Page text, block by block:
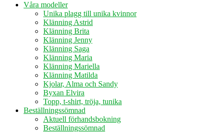
Våra modeller
Unika plagg till unika kvinnor
Klänning Astrid
Klänning Brita
Klänning Jenny
Klänning Saga
Klänning Maria
Klänning Mariella
Klänning Matilda
Kjolar, Alma och Sandy
Byxan Elvira
Topp, t-shirt, tröja, tunika
Beställningssömnad
Aktuell förhandsbokning
Beställningssömnad